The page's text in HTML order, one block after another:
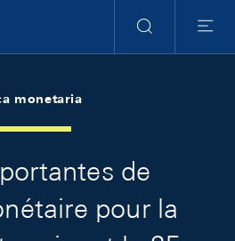
Ricerca
Menu
monetaria
de
pour la